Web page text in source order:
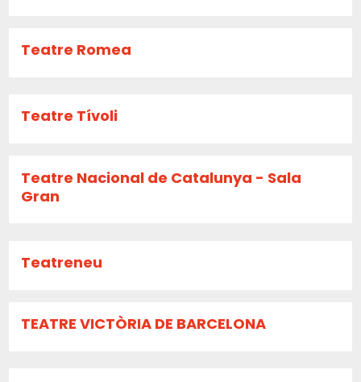
Teatre Romea
Teatre Tívoli
Teatre Nacional de Catalunya - Sala
Gran
Teatreneu
TEATRE VICTÒRIA DE BARCELONA